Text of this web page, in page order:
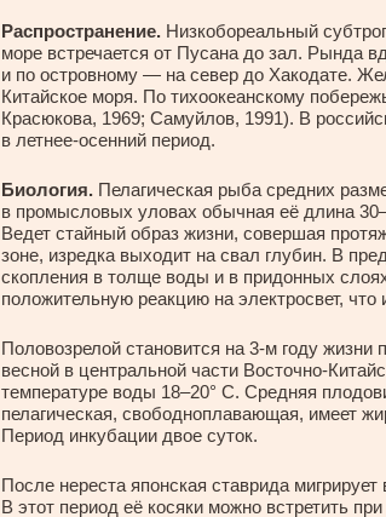
Распространение. Низкобореальный
море встречается от Пусана до зал. Рында
и по островному — на север до Хакодате.
Китайское моря. По тихоокеанскому
Красюкова, 1969; Самуйлов, 1991). В
в летнее-осенний период.
Биология. Пелагическая рыба средних
в промысловых уловах обычная её длина
Ведет стайный образ жизни, совершая
зоне, изредка выходит на свал глубин. В
скопления в толще воды и в придонных
положительную реакцию на электросвет,
Половозрелой становится на 3-м году
весной в центральной части Восточно-
температуре воды 18–20° С. Средняя
пелагическая, свободноплавающая, имеет
Период инкубации двое суток.
После нереста японская ставрида
В этот период её косяки можно встретить